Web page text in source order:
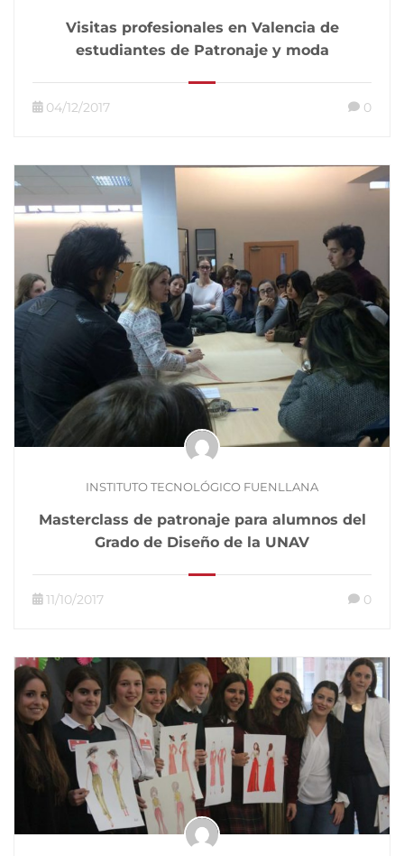
Visitas profesionales en Valencia de
estudiantes de Patronaje y moda
04/12/2017 0
INSTITUTO TECNOLÓGICO FUENLLANA
Masterclass de patronaje para alumnos del
Grado de Diseño de la UNAV
11/10/2017 0